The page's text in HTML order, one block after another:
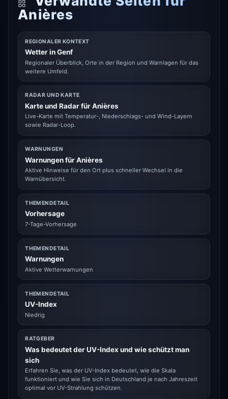
Anières
REGIONALER KONTEXT
Wetter in Genf
Regionaler Überblick, Orte in der Region und Warnlagen für das
weitere Umfeld.
RADAR UND KARTE
Karte und Radar für Anières
Live-Karte mit Temperatur-, Niederschlags- und Wind-Layern
sowie Radar-Loop.
WARNUNGEN
Warnungen für Anières
Aktive Hinweise für den Ort plus schneller Wechsel in die
Warnübersicht.
THEMENDETAIL
Vorhersage
7-Tage-Vorhersage
THEMENDETAIL
Warnungen
Aktive Wetterwarnungen
THEMENDETAIL
UV-Index
Niedrig
RATGEBER
Was bedeutet der UV-Index und wie schützt man
sich
Erfahren Sie, was der UV-Index bedeutet, wie die Skala
funktioniert und wie Sie sich in Deutschland je nach Jahreszeit
optimal vor UV-Strahlung schützen.